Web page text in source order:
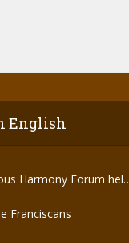
English
Harmony Forum held
Franciscans